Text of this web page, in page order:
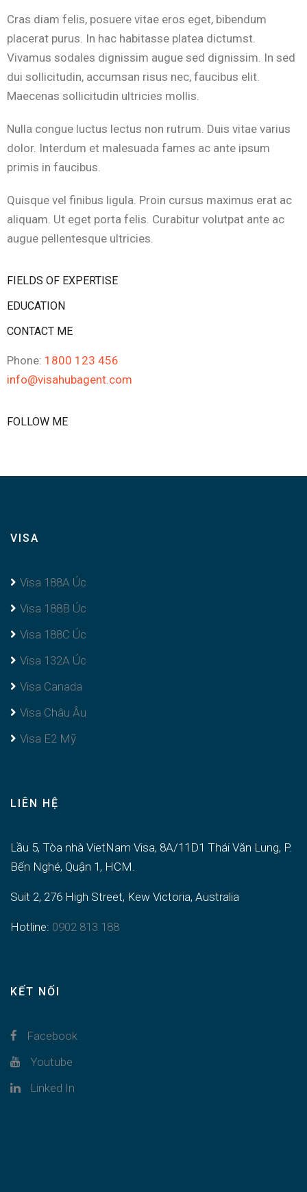
Cras diam felis, posuere vitae eros eget, bibendum
placerat purus. In hac habitasse platea dictumst.
Vivamus sodales dignissim augue sed dignissim. In sed
dui sollicitudin, accumsan risus nec, faucibus elit.
Maecenas sollicitudin ultricies mollis.
Nulla congue luctus lectus non rutrum. Duis vitae varius
dolor. Interdum et malesuada fames ac ante ipsum
primis in faucibus.
Quisque vel finibus ligula. Proin cursus maximus erat ac
aliquam. Ut eget porta felis. Curabitur volutpat ante ac
augue pellentesque ultricies.
FIELDS OF EXPERTISE
EDUCATION
CONTACT ME
Phone: 1800 123 456
info@visahubagent.com
FOLLOW ME
VISA
Visa 188A Úc
Visa 188B Úc
Visa 188C Úc
Visa 132A Úc
Visa Canada
Visa Châu Âu
Visa E2 Mỹ
LIÊN HỆ
Lầu 5, Tòa nhà VietNam Visa, 8A/11D1 Thái Văn Lung, P.
Bến Nghé, Quận 1, HCM.
Suit 2, 276 High Street, Kew Victoria, Australia
Hotline: 0902 813 188
KẾT NỐI
Facebook
Youtube
Linked In